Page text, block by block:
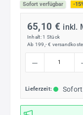
Sofort verfügbar -
65,10 € inkl.
Inhalt: 1 Stück
Ab 199,- €
Lieferzeit: